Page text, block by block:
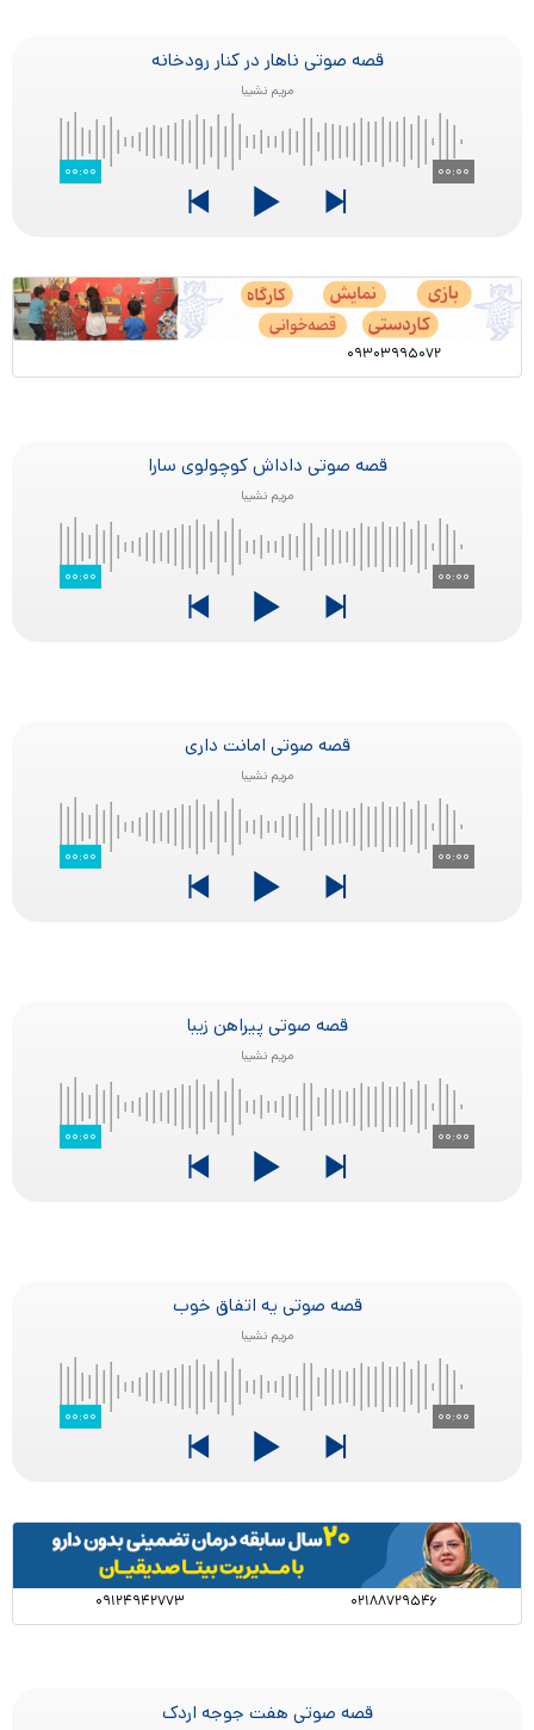
قصه صوتی ناهار در کنار رودخانه
مریم نشیبا
۰۰:۰۰ ۰۰:۰۰
۰۹۳۰۳۹۹۵۰۷۲
قصه صوتی داداش کوچولوی سارا
مریم نشیبا
۰۰:۰۰ ۰۰:۰۰
قصه صوتی امانت داری
مریم نشیبا
۰۰:۰۰ ۰۰:۰۰
قصه صوتی پیراهن زیبا
مریم نشیبا
۰۰:۰۰ ۰۰:۰۰
قصه صوتی یه اتفاق خوب
مریم نشیبا
۰۰:۰۰ ۰۰:۰۰
۰۲۱۸۸۷۲۹۵۴۶ ۰۹۱۲۴۹۴۲۷۷۳
قصه صوتی هفت جوجه اردک